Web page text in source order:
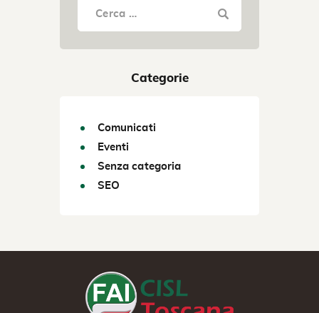
Categorie
Comunicati
Eventi
Senza categoria
SEO